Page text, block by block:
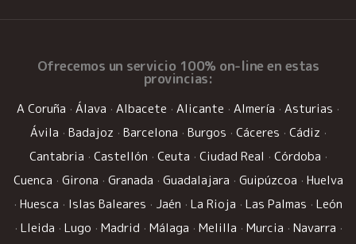
Ofrecemos un servicio 100% on-line en estas
provincias:
A Coruña · Álava · Albacete · Alicante · Almería · Asturias ·
Ávila · Badajoz · Barcelona · Burgos · Cáceres · Cádiz ·
Cantabria · Castellón · Ceuta · Ciudad Real · Córdoba ·
Cuenca · Girona · Granada · Guadalajara · Guipúzcoa · Huelva
· Huesca · Islas Baleares · Jaén · La Rioja · Las Palmas · León
· Lleida · Lugo · Madrid · Málaga · Melilla · Murcia · Navarra ·